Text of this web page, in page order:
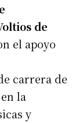
de
el apoyo
carrera de
la
y